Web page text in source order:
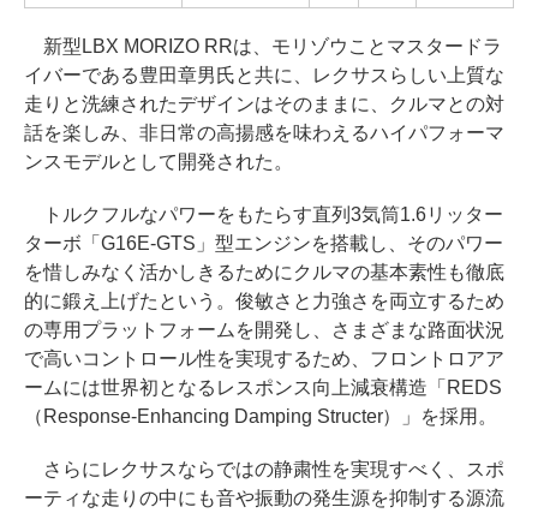
新型LBX MORIZO RRは、モリゾウことマスタードラ
イバーである豊田章男氏と共に、レクサスらしい上質な
走りと洗練されたデザインはそのままに、クルマとの対
話を楽しみ、非日常の高揚感を味わえるハイパフォーマ
ンスモデルとして開発された。
トルクフルなパワーをもたらす直列3気筒1.6リッター
ターボ「G16E-GTS」型エンジンを搭載し、そのパワー
を惜しみなく活かしきるためにクルマの基本素性も徹底
的に鍛え上げたという。俊敏さと力強さを両立するため
の専用プラットフォームを開発し、さまざまな路面状況
で高いコントロール性を実現するため、フロントロアア
ームには世界初となるレスポンス向上減衰構造「REDS
（Response-Enhancing Damping Structer）」を採用。
さらにレクサスならではの静粛性を実現すべく、スポ
ーティな走りの中にも音や振動の発生源を抑制する源流